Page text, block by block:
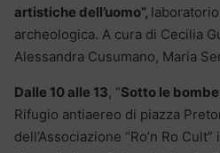
artistiche dell’uomo”,
archeologica. A cura di Cecilia
Alessandra Cusumano, Maria
Dalle 10 alle 13, “Sotto le
Rifugio antiaereo di piazza
dell’Associazione “Ro’n Ro